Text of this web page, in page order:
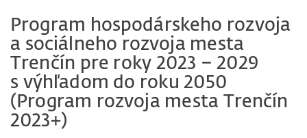
Program hospodárskeho rozvoja
a sociálneho rozvoja mesta
Trenčín pre roky 2023 – 2029
s výhľadom do roku 2050
(Program rozvoja mesta Trenčín
2023+)